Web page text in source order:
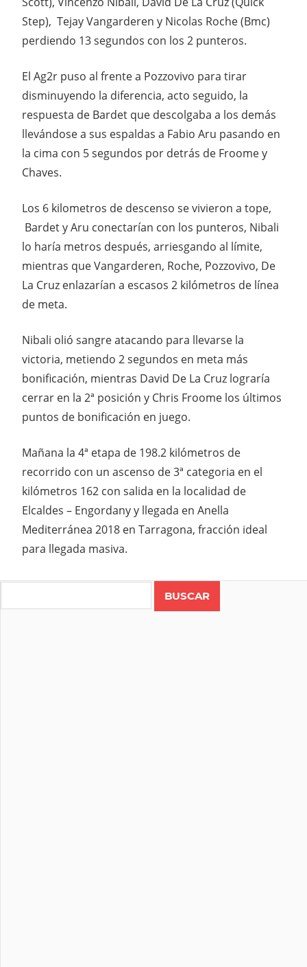
Step), Tejay Vangarderen y Nicolas Roche (Bmc)
perdiendo 13 segundos con los 2 punteros.
El Ag2r puso al frente a Pozzovivo para tirar
disminuyendo la diferencia, acto seguido, la
respuesta de Bardet que descolgaba a los demás
llevándose a sus espaldas a Fabio Aru pasando en
la cima con 5 segundos por detrás de Froome y
Chaves.
Los 6 kilometros de descenso se vivieron a tope,
Bardet y Aru conectarían con los punteros, Nibali
lo haría metros después, arriesgando al límite,
mientras que Vangarderen, Roche, Pozzovivo, De
La Cruz enlazarían a escasos 2 kilómetros de línea
de meta.
Nibali olió sangre atacando para llevarse la
victoria, metiendo 2 segundos en meta más
bonificación, mientras David De La Cruz lograría
cerrar en la 2ª posición y Chris Froome los últimos
puntos de bonificación en juego.
Mañana la 4ª etapa de 198.2 kilómetros de
recorrido con un ascenso de 3ª categoria en el
kilómetros 162 con salida en la localidad de
Elcaldes – Engordany y llegada en Anella
Mediterránea 2018 en Tarragona, fracción ideal
para llegada masiva.